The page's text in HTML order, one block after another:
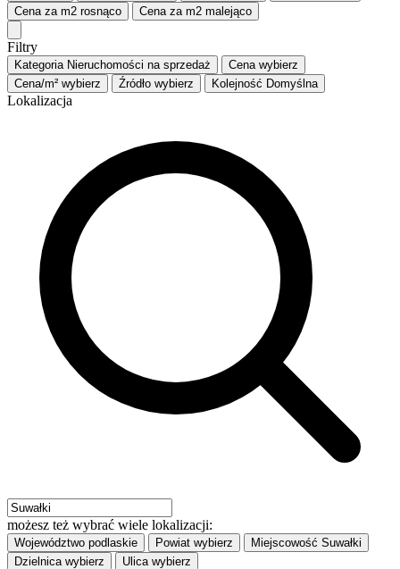
Cena za m2 rosnąco Cena za m2 malejąco
Filtry
Kategoria Nieruchomości na sprzedaż Cena wybierz
Cena/m² wybierz Źródło wybierz Kolejność Domyślna
Lokalizacja
możesz też wybrać wiele lokalizacji:
Województwo podlaskie Powiat wybierz Miejscowość Suwałki
Dzielnica wybierz Ulica wybierz